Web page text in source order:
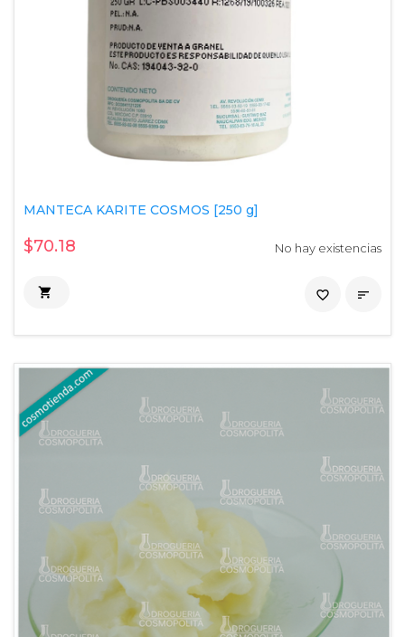
MANTECA KARITE COSMOS [250 g]
$70.18 No hay existencias
 
favorite_border